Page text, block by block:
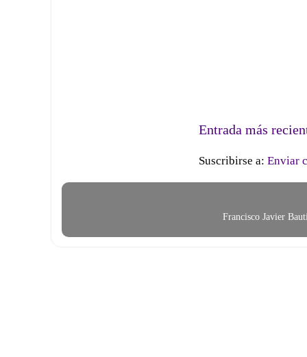
Entrada más
Suscribirse a: Enviar
Francisco Javier